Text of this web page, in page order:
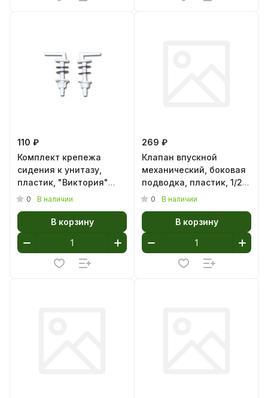
110 ₽
Комплект крепежа
сидения к унитазу,
пластик, "Виктория"
20981220 (1/60)
0 В наличии
В корзину
269 ₽
Клапан впускной
механический, боковая
подводка, пластик, 1/2",
WC5050 (1/30)
0 В наличии
В корзину